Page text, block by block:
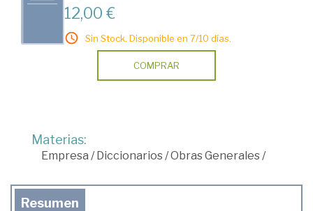
12,00 €
Sin Stock. Disponible en 7/10 días.
COMPRAR
Materias:
Empresa /Diccionarios/Obras Generales/
Resumen